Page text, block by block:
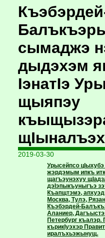
сымаджэ
дыдэхэм
IэнатIэ
щыяпэу
2019-03-30
Урысейпсо
жэрдэмым ипкъ
щагъэунэхуу
дэIэпыкъуныгъэ
Къапщтэмэ,
Москва, Тулэ,
Къэбэрдей-
Аланиер,
Петербург
кърикIуэхэр
иралъхьэжынущ.